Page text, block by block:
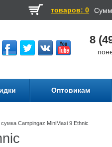
товаров: 0
8
Оптовикам
Campingaz MiniMaxi 9 Ethnic